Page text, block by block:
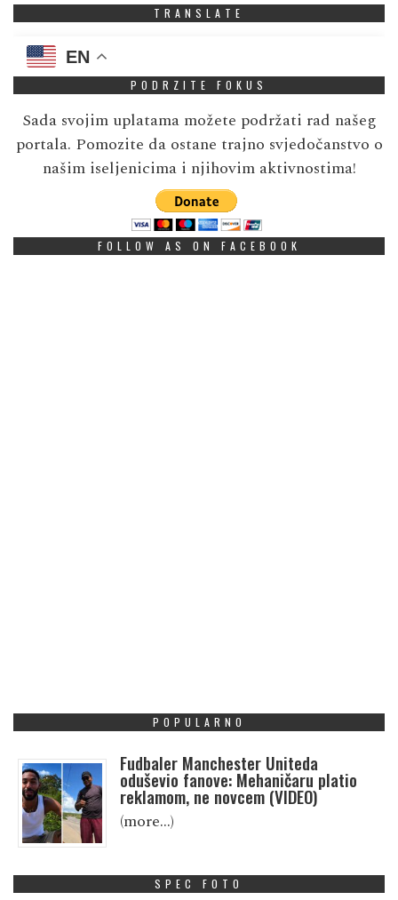
TRANSLATE
EN
PODRZITE FOKUS
Sada svojim uplatama možete podržati rad našeg
portala. Pomozite da ostane trajno svjedočanstvo o
našim iseljenicima i njihovim aktivnostima!
FOLLOW AS ON FACEBOOK
POPULARNO
Fudbaler Manchester Uniteda
oduševio fanove: Mehaničaru platio
reklamom, ne novcem (VIDEO)
(more…)
SPEC FOTO